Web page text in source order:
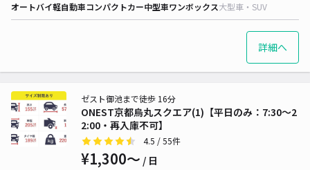
オートバイ軽自動車コンパクトカー中型車ワンボックス大型車・SUV
詳細へ
ONEST京都烏丸スクエア(1)【平日のみ：7:30～2
2:00・再入庫不可】
ゼスト御池まで徒歩 16分
4.5 / 55件
¥1,300〜 / 日